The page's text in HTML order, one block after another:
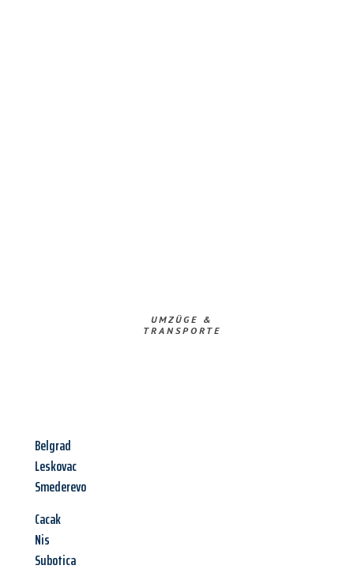
UMZÜGE &
TRANSPORTE
Belgrad
Leskovac
Smederevo
Cacak
Nis
Subotica